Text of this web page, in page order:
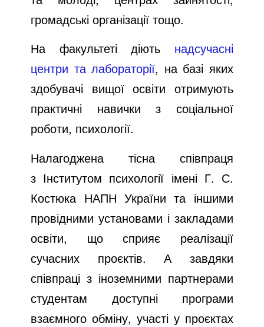
громадські організації тощо.
На факультеті діють надсучасні
центри та лабораторії, на базі яких
здобувачі вищої освіти отримують
практичні навички з соціальної
роботи, психології.
Налагоджена тісна співпраця
з Інститутом психології імені Г. С.
Костюка НАПН України та іншими
провідними установами і закладами
освіти, що сприяє реалізації
сучасних проєктів. А завдяки
співпраці з іноземними партнерами
студентам доступні програми
взаємного обміну, участі у проєктах